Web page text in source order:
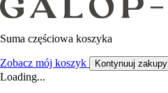
Suma częściowa koszyka
Zobacz mój koszyk Kontynuuj zakupy
Loading...